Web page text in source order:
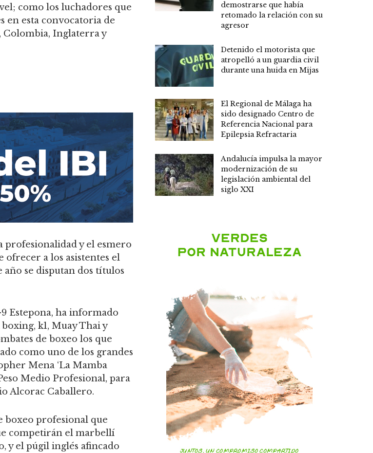
como los luchadores que
en esta convocatoria de
Colombia, Inglaterra y
profesionalidad y el esmero
ofrecer a los asistentes el
se disputan dos títulos
Estepona, ha informado
k1, Muay Thai y
de boxeo los que
como uno de los grandes
Mena ‘La Mamba
Medio Profesional, para
Alcorac Caballero.
boxeo profesional que
competirán el marbellí
y el púgil inglés afincado
demostrarse que había
retomado la relación con su
agresor
Detenido el motorista que
atropelló a un guardia civil
durante una huida en Mijas
El Regional de Málaga ha
sido designado Centro de
Referencia Nacional para
Epilepsia Refractaria
Andalucía impulsa la mayor
modernización de su
legislación ambiental del
siglo XXI